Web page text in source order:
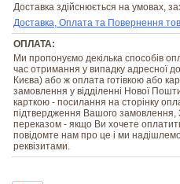
Доставка здійснюється на умовах,
Доставка, Оплата та Повернення
ОПЛАТА:
Ми пропонуємо декілька способів
час отримання у випадку адресної
Києва) або ж оплата готівкою або
замовлення у відділенні Нової
карткою - посилання на сторінку
підтвердження Вашого замовлення,
переказом - якщо Ви хочете
повідомте нам про це і ми
реквізитами.